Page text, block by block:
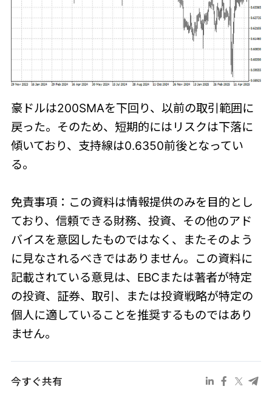
豪ドルは200SMAを下回り、以前の取引範囲に
戻った。そのため、短期的にはリスクは下落に
傾いており、支持線は0.6350前後となってい
る。
免責事項：この資料は情報提供のみを目的とし
ており、信頼できる財務、投資、その他のアド
バイスを意図したものではなく、またそのよう
に見なされるべきではありません。この資料に
記載されている意見は、EBCまたは著者が特定
の投資、証券、取引、または投資戦略が特定の
個人に適していることを推奨するものではあり
ません。
今すぐ共有